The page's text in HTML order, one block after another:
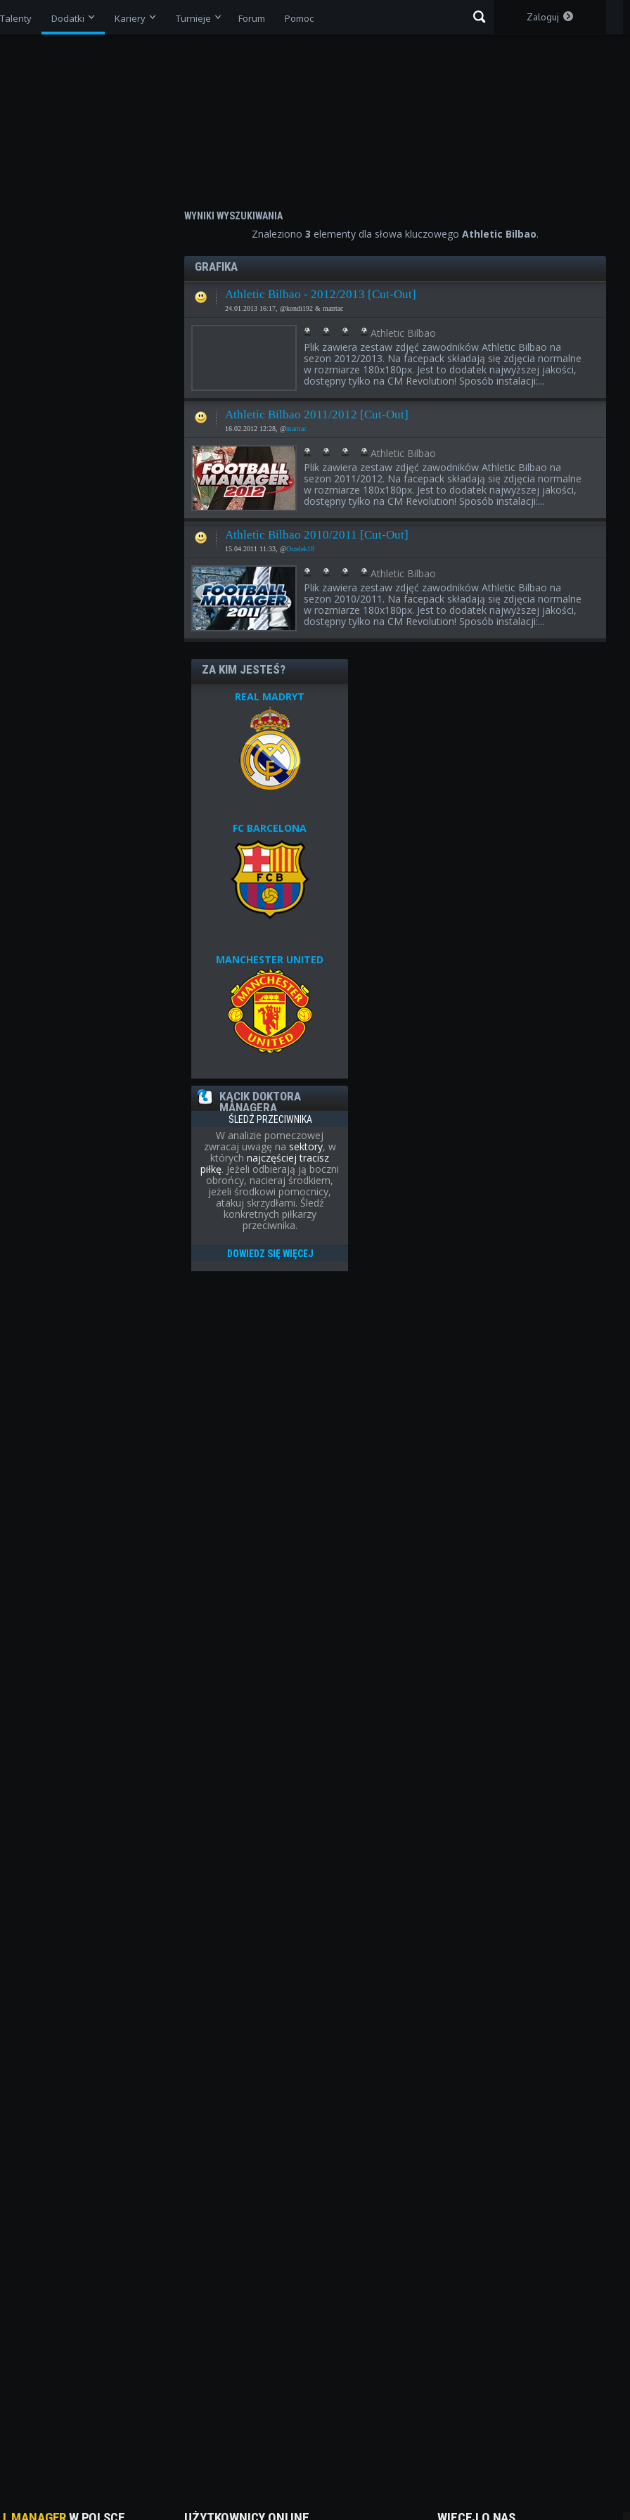
Talenty Dodatki Kariery Turnieje Forum Pomoc Zaloguj
WYNIKI WYSZUKIWANIA
Znaleziono3 elementy dla słowa kluczowegoAthletic Bilbao.
GRAFIKA
Athletic Bilbao - 2012/2013 [Cut-Out]
24.01.2013 16:17, @kondi192 & marrtac
Athletic Bilbao
Plik zawiera zestaw zdjęć zawodników Athletic Bilbao na
sezon 2012/2013. Na facepack składają się zdjęcia normalne
w rozmiarze 180x180px. Jest to dodatek najwyższej jakości,
dostępny tylko na CM Revolution! Sposób instalacji:...
Athletic Bilbao 2011/2012 [Cut-Out]
16.02.2012 12:28, @marrtac
Athletic Bilbao
Plik zawiera zestaw zdjęć zawodników Athletic Bilbao na
sezon 2011/2012. Na facepack składają się zdjęcia normalne
w rozmiarze 180x180px. Jest to dodatek najwyższej jakości,
dostępny tylko na CM Revolution! Sposób instalacji:...
Athletic Bilbao 2010/2011 [Cut-Out]
15.04.2011 11:33, @Orzelek18
Athletic Bilbao
Plik zawiera zestaw zdjęć zawodników Athletic Bilbao na
sezon 2010/2011. Na facepack składają się zdjęcia normalne
w rozmiarze 180x180px. Jest to dodatek najwyższej jakości,
dostępny tylko na CM Revolution! Sposób instalacji:...
ZA KIM JESTEŚ?
REAL MADRYT
FC BARCELONA
MANCHESTER UNITED
KĄCIK DOKTORA
MANAGERA
ŚLEDŹ PRZECIWNIKA
W analizie pomeczowej
zwracaj uwagę na sektory, w
którychnajczęściej tracisz
piłkę. Jeżeli odbierają ją boczni
obrońcy, nacieraj środkiem,
jeżeli środkowi pomocnicy,
atakuj skrzydłami. Śledź
konkretnych piłkarzy
przeciwnika.
DOWIEDZ SIĘ WIĘCEJ